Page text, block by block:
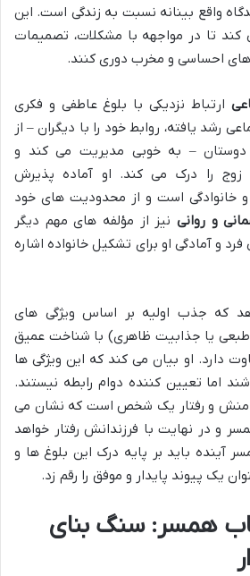
واقع بینانه نسبت به زندگی است. این
تا در مواجهه با مشکلات، تصمیمات
احساسی و مخرب دوری کنند.
ارتباط نزدیکی با بلوغ عاطفی و فکری
رشد یافته، روابط خود را با دیگران – از
دوستان – به خوبی مدیریت می کند و
زوج را درک می کند. او آماده پذیرش
خانوادگی است و از محدودیت های خود
و روانی نیز از مؤلفه های مهم دیگر
و آمادگی او برای تشکیل خانواده اشاره
که جذب اولیه بر اساس ویژگی های
یا جذابیت ظاهری) با شناخت عمیق
دارد. او بیان می کند که این ویژگی ها
اما تعیین کننده دوام رابطه نیستند.
منش و رفتار یک شخص است که نشان می
و در نهایت با فرزندانش رفتار خواهد
آینده باید بر پایه درک این بلوغ ها و
یک پیوند پایدار و موفق را رقم زد.
همسر: سنگ بنای